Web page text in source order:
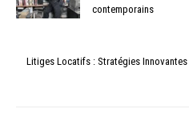
contemporains
Litiges Locatifs : Stratégies